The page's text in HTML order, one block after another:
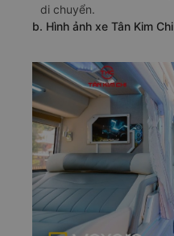
di chuyển.
b. Hình ảnh xe Tân Kim Chi